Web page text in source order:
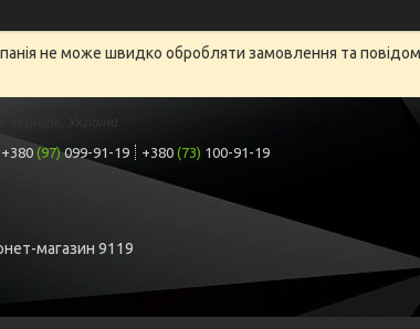
не може швидко обробляти замовлення та
Україна
+380 (97)099-91-19 +380 (73) 100-91-19
магазин 9119